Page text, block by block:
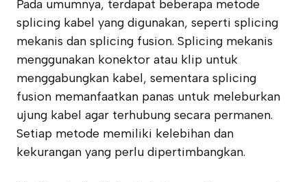
Pada umumnya, terdapat beberapa metode
splicing kabel yang digunakan, seperti splicing
mekanis dan splicing fusion. Splicing mekanis
menggunakan konektor atau klip untuk
menggabungkan kabel, sementara splicing
fusion memanfaatkan panas untuk meleburkan
ujung kabel agar terhubung secara permanen.
Setiap metode memiliki kelebihan dan
kekurangan yang perlu dipertimbangkan.